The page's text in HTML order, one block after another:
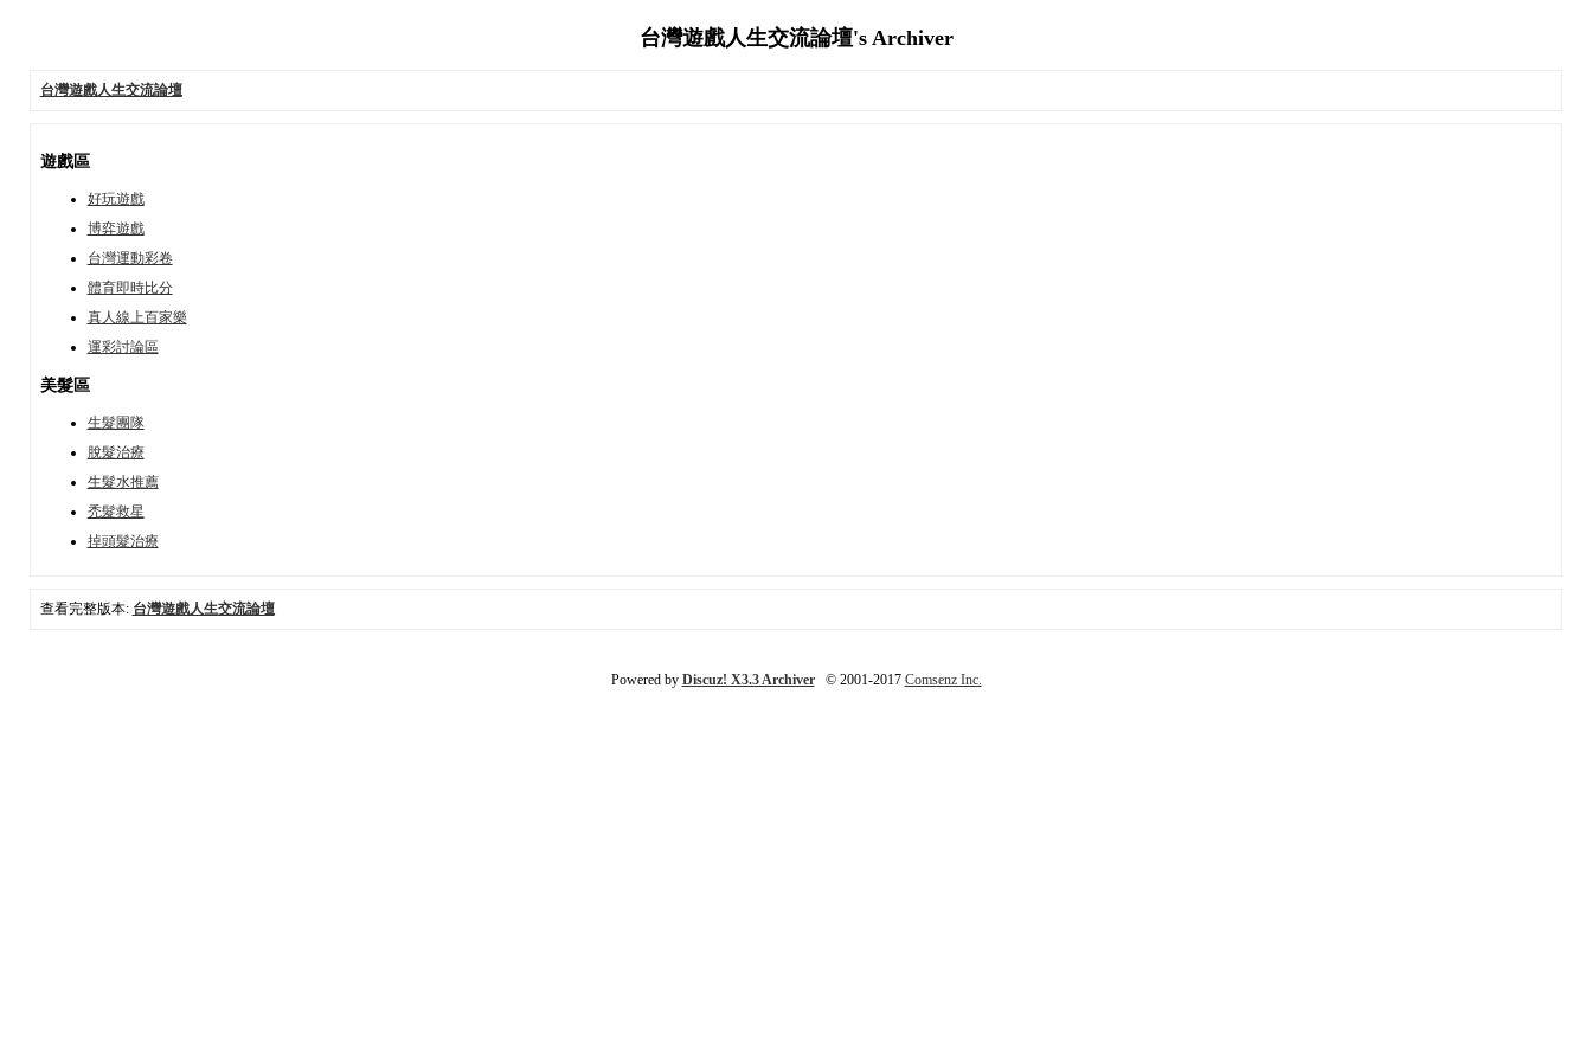
台灣遊戲人生交流論壇's Archiver
台灣遊戲人生交流論壇
遊戲區
好玩遊戲
博弈遊戲
台灣運動彩卷
體育即時比分
真人線上百家樂
運彩討論區
美髮區
生髮團隊
脫髮治療
生髮水推薦
禿髮救星
掉頭髮治療
查看完整版本: 台灣遊戲人生交流論壇
Powered by Discuz! X3.3 Archiver© 2001-2017 Comsenz Inc.